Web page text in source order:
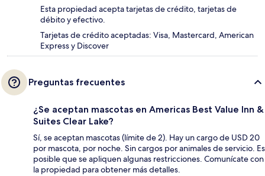
Esta propiedad acepta tarjetas de crédito, tarjetas de
débito y efectivo.
Tarjetas de crédito aceptadas: Visa, Mastercard, American
Express y Discover
Preguntas frecuentes
¿Se aceptan mascotas en Americas Best Value Inn &
Suites Clear Lake?
Sí, se aceptan mascotas (límite de 2). Hay un cargo de USD 20
por mascota, por noche. Sin cargos por animales de servicio. Es
posible que se apliquen algunas restricciones. Comunícate con
la propiedad para obtener más detalles.